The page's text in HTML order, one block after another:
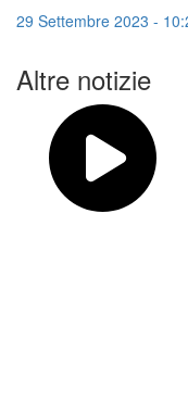
29 Settembre 2023 -
Altre notizie